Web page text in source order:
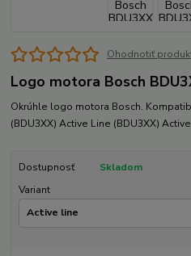
Ohodnotiť
Logo motora Bosch
Okrúhle logo motora Bosch.
(BDU3XX) Active Line (BDU3XX)
Dostupnosť
Skladom
Variant